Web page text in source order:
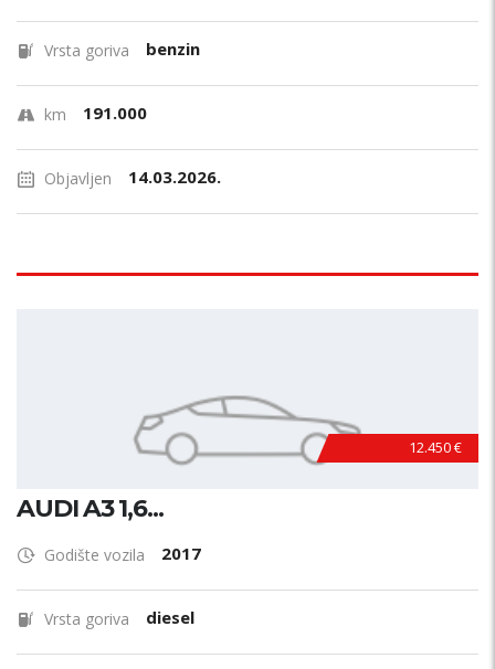
Vrsta goriva benzin
km 191.000
Objavljen 14.03.2026.
12.450 €
AUDI A3 1,6...
Godište vozila 2017
Vrsta goriva diesel